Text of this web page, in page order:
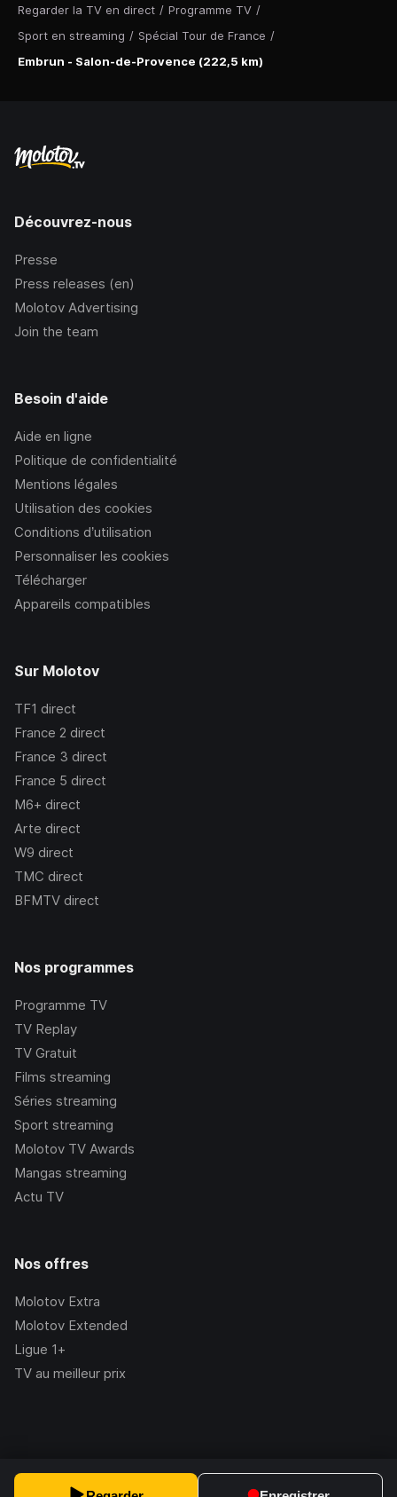
Regarder la TV en direct / Programme TV /
Sport en streaming / Spécial Tour de France /
Embrun - Salon-de-Provence (222,5 km)
Découvrez-nous
Presse
Press releases (en)
Molotov Advertising
Join the team
Besoin d'aide
Aide en ligne
Politique de confidentialité
Mentions légales
Utilisation des cookies
Conditions d’utilisation
Personnaliser les cookies
Télécharger
Appareils compatibles
Sur Molotov
TF1 direct
France 2 direct
France 3 direct
France 5 direct
M6+ direct
Arte direct
W9 direct
TMC direct
BFMTV direct
Nos programmes
Programme TV
TV Replay
TV Gratuit
Films streaming
Séries streaming
Sport streaming
Molotov TV Awards
Mangas streaming
Actu TV
Nos offres
Molotov Extra
Molotov Extended
Ligue 1+
TV au meilleur prix
2.228.1